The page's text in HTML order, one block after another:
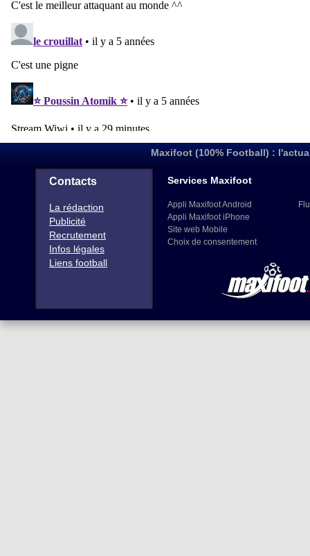
Maxifoot (100% Football) :
Contacts
La rédaction
Publicité
Recrutement
Infos légales
Liens football
Services Maxifoot
Appli Maxifoot Android
Appli Maxifoot iPhone
Site web Mobile
Choix de consentement